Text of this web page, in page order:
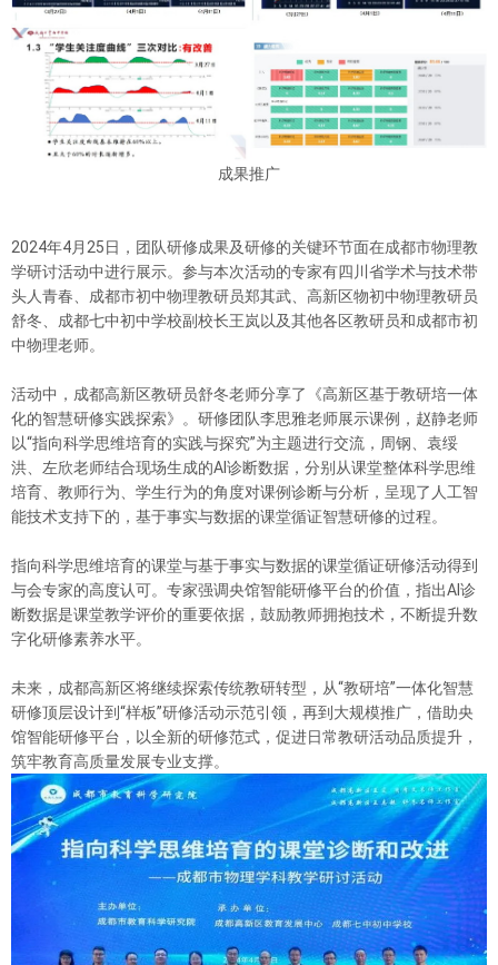
成果推广
2024年4月25日，团队研修成果及研修的关键环节面在成都市物理教
学研讨活动中进行展示。参与本次活动的专家有四川省学术与技术带
头人青春、成都市初中物理教研员郑其武、高新区物初中物理教研员
舒冬、成都七中初中学校副校长王岚以及其他各区教研员和成都市初
中物理老师。
活动中，成都高新区教研员舒冬老师分享了《高新区基于教研培一体
化的智慧研修实践探索》。研修团队李思雅老师展示课例，赵静老师
以“指向科学思维培育的实践与探究”为主题进行交流，周钢、袁绥
洪、左欣老师结合现场生成的AI诊断数据，分别从课堂整体科学思维
培育、教师行为、学生行为的角度对课例诊断与分析，呈现了人工智
能技术支持下的，基于事实与数据的课堂循证智慧研修的过程。
指向科学思维培育的课堂与基于事实与数据的课堂循证研修活动得到
与会专家的高度认可。专家强调央馆智能研修平台的价值，指出AI诊
断数据是课堂教学评价的重要依据，鼓励教师拥抱技术，不断提升数
字化研修素养水平。
未来，成都高新区将继续探索传统教研转型，从“教研培”一体化智慧
研修顶层设计到“样板”研修活动示范引领，再到大规模推广，借助央
馆智能研修平台，以全新的研修范式，促进日常教研活动品质提升，
筑牢教育高质量发展专业支撑。